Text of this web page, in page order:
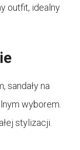
outfit, idealny
sandały na
wyborem.
stylizacji.